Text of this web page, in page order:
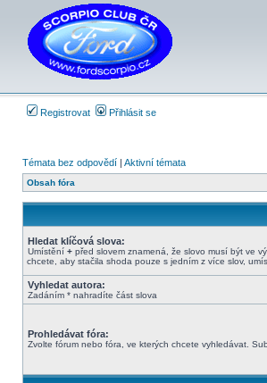
Registrovat Přihlásit se
Témata bez odpovědí | Aktivní témata
Obsah fóra
Hledat klíčová slova:
Umístění + před slovem znamená, že slovo musí být ve
chcete, aby stačila shoda pouze s jedním z více slov,
Vyhledat autora:
Zadáním * nahradíte část slova
Prohledávat fóra:
Zvolte fórum nebo fóra, ve kterých chcete vyhledávat.